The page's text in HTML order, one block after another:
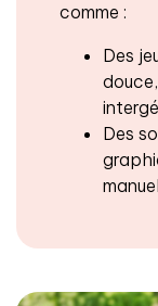
comme :
Des
Des